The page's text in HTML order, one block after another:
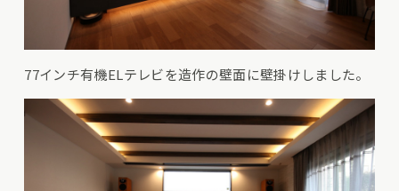
77インチ有機ELテレビを造作の壁面に壁掛けしました。